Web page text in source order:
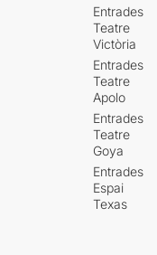
Entrades
Teatre
Victòria
Entrades
Teatre
Apolo
Entrades
Teatre
Goya
Entrades
Espai
Texas